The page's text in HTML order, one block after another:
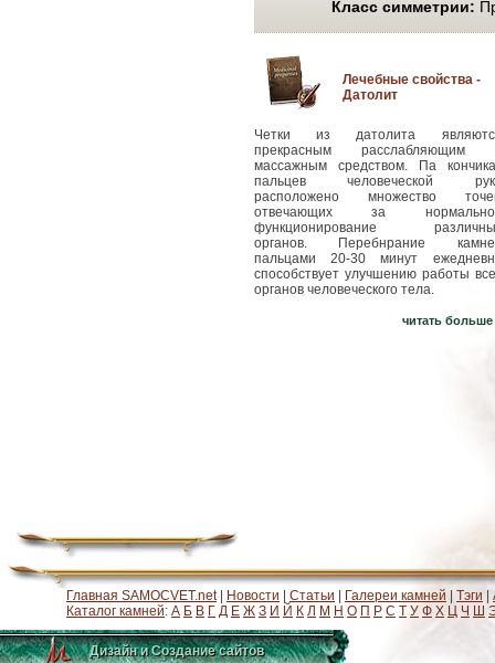
Класс симметрии:
Лечебные свойства -
Датолит
Четки из датолита
прекрасным расслабляющим
массажным средством. Па
пальцев человеческой
расположено множество
отвечающих за
функционирование
органов. Перебнрание
пальцами 20-30 минут
способствует улучшению работы
органов человеческого тела.
читать больше
Главная SAMOCVET.net| Новости Статьи Галереи камней Тэги
Каталог камней: А Б В Г Д Е Ж З И Й К Л М Н О П Р С Т У Ф Х Ц Ч Ш
Дизайн и Создание сайтов
Дизайн и Создание сайтов